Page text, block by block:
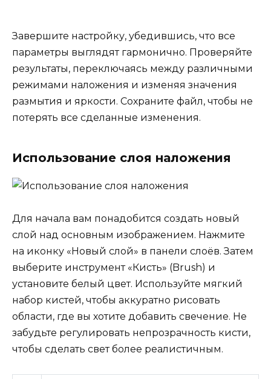
Завершите настройку, убедившись, что все
параметры выглядят гармонично. Проверяйте
результаты, переключаясь между различными
режимами наложения и изменяя значения
размытия и яркости. Сохраните файл, чтобы не
потерять все сделанные изменения.
Использование слоя наложения
Для начала вам понадобится создать новый
слой над основным изображением. Нажмите
на иконку «Новый слой» в панели слоёв. Затем
выберите инструмент «Кисть» (Brush) и
установите белый цвет. Используйте мягкий
набор кистей, чтобы аккуратно рисовать
области, где вы хотите добавить свечение. Не
забудьте регулировать непрозрачность кисти,
чтобы сделать свет более реалистичным.